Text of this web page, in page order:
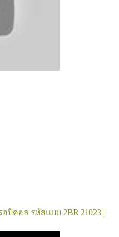
ปิคอล รหัสแบบ 2BR 21023 |